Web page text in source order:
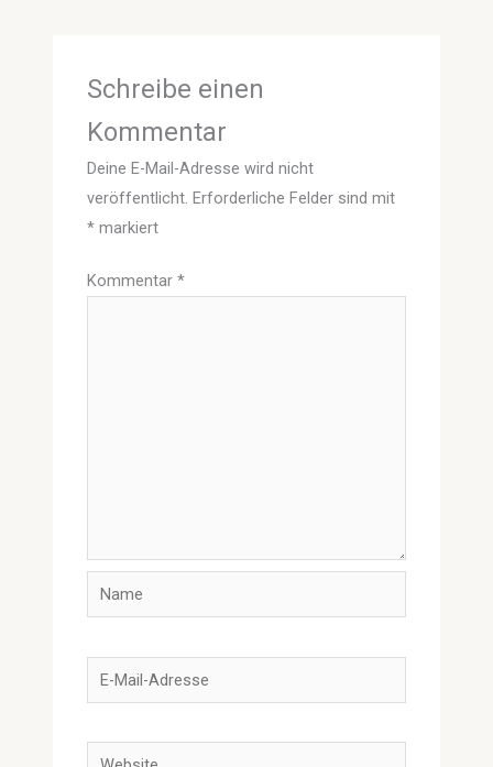
Schreibe einen
Kommentar
Deine E-Mail-Adresse wird nicht
veröffentlicht. Erforderliche Felder sind mit
* markiert
Kommentar*
Name
E-
Mail-
Website